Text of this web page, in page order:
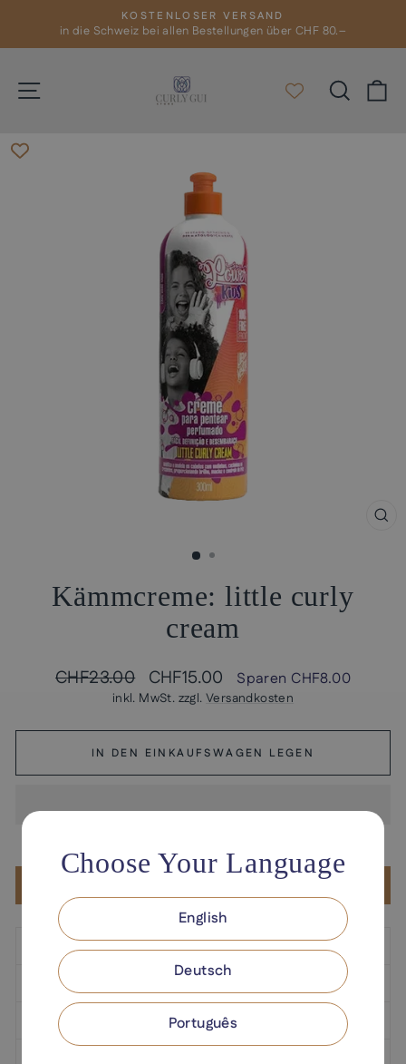
Inhalt
Pause
Diashow
KOSTENLOSER VERSAND
in die Schweiz bei allen Bestellungen über CHF 80.–
Suche
Kämmcreme: little curly
cream
Normaler
CHF23.00 Sonderpreis
CHF15.00 Sparen CHF8.00
inkl. MwSt. zzgl. Versandkosten
IN DEN EINKAUFSWAGEN LEGEN
Zur Wunschliste hinzufügen
BESCHREIBUNG
WIE BENUTZT MAN
ZUTATEN
Choose Your Language
English
Deutsch
Português